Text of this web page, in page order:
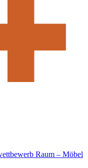
Raum – Möbel